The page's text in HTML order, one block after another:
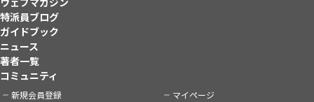
特派員ブログ
ガイドブック
ニュース
著者一覧
コミュニティ
新規会員登録 マイページ